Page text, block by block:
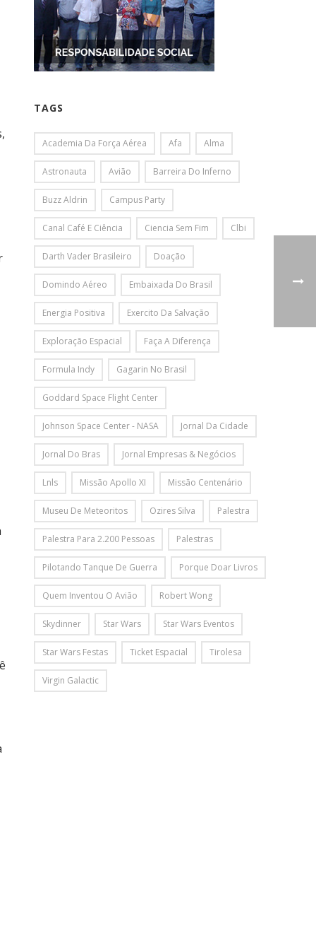
TAGS
Academia Da Força Aérea Afa Alma
Astronauta Avião Barreira Do Inferno
Buzz Aldrin Campus Party
Canal Café E Ciência Ciencia Sem Fim Clbi
Darth Vader Brasileiro Doação
Domindo Aéreo Embaixada Do Brasil
Energia Positiva Exercito Da Salvação
Exploração Espacial Faça A Diferença
Formula Indy Gagarin No Brasil
Goddard Space Flight Center
Johnson Space Center - NASA Jornal Da Cidade
Jornal Do Bras Jornal Empresas & Negócios
Lnls Missão Apollo XI Missão Centenário
Museu De Meteoritos Ozires Silva Palestra
Palestra Para 2.200 Pessoas Palestras
Pilotando Tanque De Guerra Porque Doar Livros
Quem Inventou O Avião Robert Wong
Skydinner Star Wars Star Wars Eventos
Star Wars Festas Ticket Espacial Tirolesa
Virgin Galactic